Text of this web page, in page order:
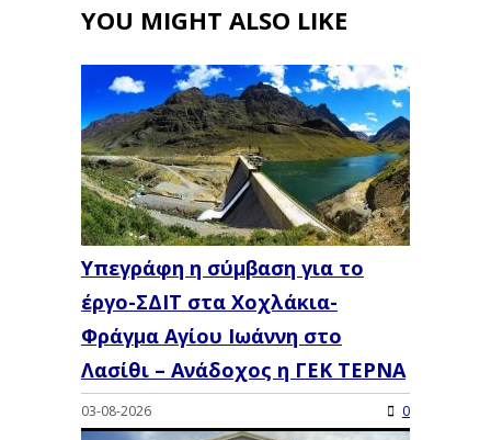
YOU MIGHT ALSO LIKE
Υπεγράφη η σύμβαση για το
έργο-ΣΔΙΤ στα Χοχλάκια-
Φράγμα Αγίου Ιωάννη στο
Λασίθι – Ανάδοχος η ΓΕΚ ΤΕΡΝΑ
03-08-2026 0